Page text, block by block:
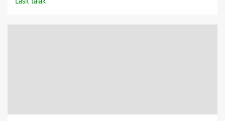
Lasīt tālāk